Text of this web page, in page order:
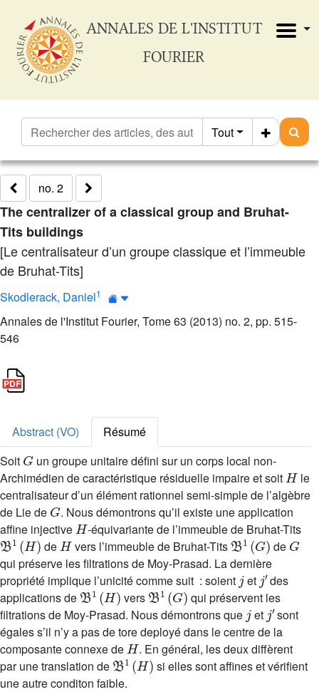
ANNALES DE L'INSTITUT
FOURIER
Tout
no. 2
The centralizer of a classical group and Bruhat-
Tits buildings
[Le centralisateur d’un groupe classique et l’immeuble
de Bruhat-Tits]
Skodlerack, Daniel1
Annales de l'Institut Fourier, Tome 63 (2013) no. 2, pp. 515-
546
Abstract (VO)
Résumé
Soit
G
un groupe unitaire défini sur un corps local non-
Archimédien de caractéristique résiduelle impaire et soit
le
centralisateur d’un élément rationnel semi-simple de l’algèbre
de Lie de
G
. Nous démontrons qu’il existe une application
affine injective
H
-équivariante de l’immeuble de Bruhat-Tits
𝔅1(H)
de
H
vers l’immeuble de Bruhat-Tits
𝔅1(G)
de
G
qui préserve les filtrations de Moy-Prasad. La dernière
propriété implique l’unicité comme suit : soient
j
et
j′
des
applications de
𝔅1 (H)
vers
𝔅1(G)
qui préservent les
filtrations de Moy-Prasad. Nous démontrons que
j
et
j′
sont
égales s’il n’y a pas de tore deployé dans le centre de la
composante connexe de
H
. En général, les deux diffèrent
par une translation de
𝔅1(H )
si elles sont affines et vérifient
une autre conditon faible.